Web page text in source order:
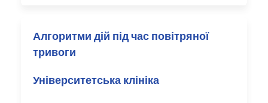
Алгоритми дій під час повітряної
тривоги
Університетська клініка